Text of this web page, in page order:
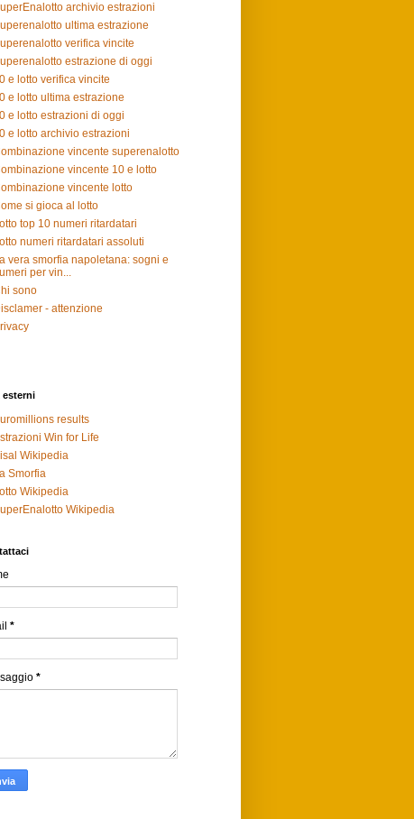
archivio estrazioni
ultima estrazione
verifica vincite
estrazione di oggi
e lotto verifica vincite
e lotto ultima estrazione
e lotto estrazioni di oggi
e lotto archivio estrazioni
vincente superenalotto
vincente 10 e lotto
vincente lotto
si gioca al lotto
top 10 numeri ritardatari
numeri ritardatari assoluti
vera smorfia napoletana: sogni e
per vin...
sono
- attenzione
esterni
results
Win for Life
Wikipedia
Smorfia
Wikipedia
Wikipedia
*
*